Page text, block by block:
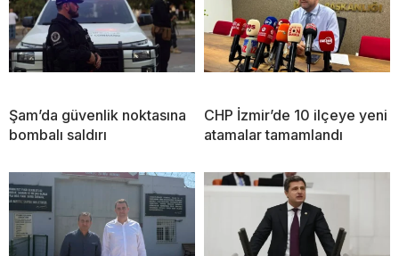
Şam’da güvenlik noktasına
bombalı saldırı
CHP İzmir’de 10 ilçeye yeni
atamalar tamamlandı